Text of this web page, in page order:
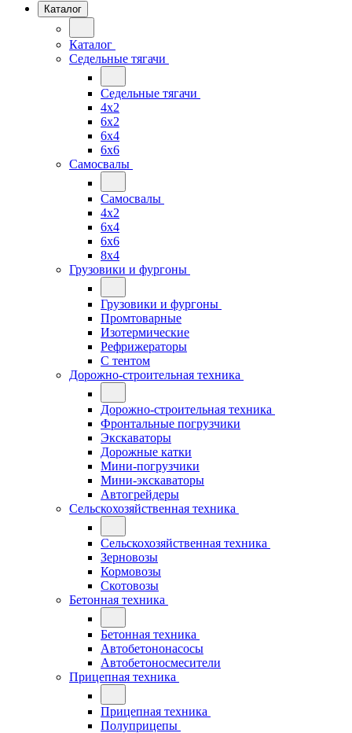
Каталог
Каталог
Седельные тягачи
Седельные тягачи
4x2
6x2
6x4
6x6
Самосвалы
Самосвалы
4x2
6x4
6x6
8x4
Грузовики и фургоны
Грузовики и фургоны
Промтоварные
Изотермические
Рефрижераторы
С тентом
Дорожно-строительная техника
Дорожно-строительная техника
Фронтальные погрузчики
Экскаваторы
Дорожные катки
Мини-погрузчики
Мини-экскаваторы
Автогрейдеры
Сельскохозяйственная техника
Сельскохозяйственная техника
Зерновозы
Кормовозы
Скотовозы
Бетонная техника
Бетонная техника
Автобетононасосы
Автобетоносмесители
Прицепная техника
Прицепная техника
Полуприцепы